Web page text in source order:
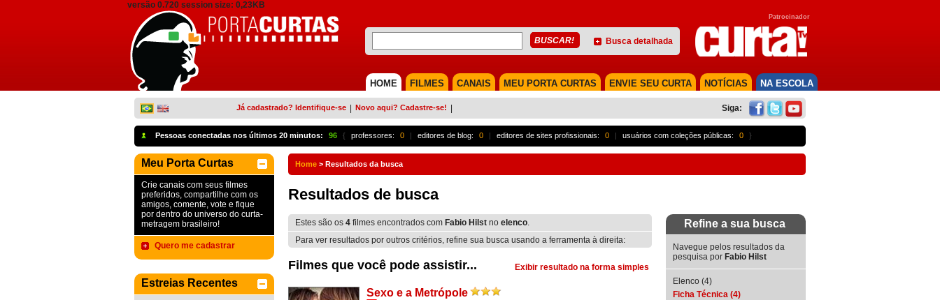
versão 0.720 session size: 0,23KB
Busca detalhada
Patrocinador
NA ESCOLA
NOTÍCIAS
ENVIE SEU CURTA
MEU PORTA CURTAS
CANAIS
FILMES
HOME
Siga:
Já cadastrado? Identifique-se Novo aqui? Cadastre-se!
Pessoas conectadas nos últimos 20 minutos: 96 { professores: 0 | editores de blog: 0 | editores de sites profissionais: 0 | usuários com coleções públicas: 0 }
Meu Porta Curtas
Crie canais com seus filmes
preferidos, compartilhe com os
amigos, comente, vote e fique
por dentro do universo do curta-
metragem brasileiro!
Quero me cadastrar
Estreias Recentes
Home > Resultados da busca
Resultados de busca
Estes são os 4 filmes encontrados com Fabio Hilst no elenco.
Para ver resultados por outros critérios, refine sua busca usando a ferramenta à direita:
Exibir resultado na forma simples
Filmes que você pode assistir...
Sexo e a Metrópole
Refine a sua busca
Navegue pelos resultados da
pesquisa por Fabio Hilst
Elenco (4)
Ficha Técnica (4)